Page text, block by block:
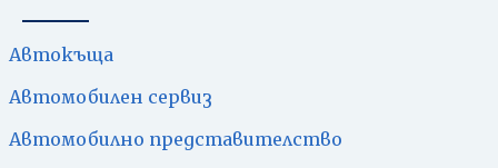
Автокъща
Автомобилен сервиз
Автомобилно представителство